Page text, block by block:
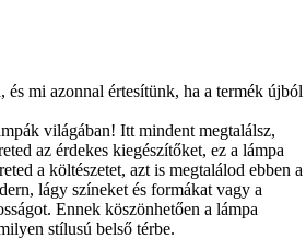
és mi azonnal értesítünk, ha a termék újból
világában! Itt mindent megtalálsz,
az érdekes kiegészítőket, ez a lámpa
a költészetet, azt is megtalálod ebben a
lágy színeket és formákat vagy a
Ennek köszönhetően a lámpa
stílusú belső térbe.